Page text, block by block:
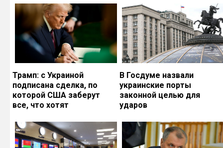
Трамп: с Украиной
подписана сделка, по
которой США заберут
все, что хотят
В Госдуме назвали
украинские порты
законной целью для
ударов